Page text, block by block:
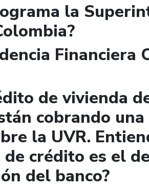
la
Financiera
de vivienda
cobrando
la UVR.
crédito es el
del banco?